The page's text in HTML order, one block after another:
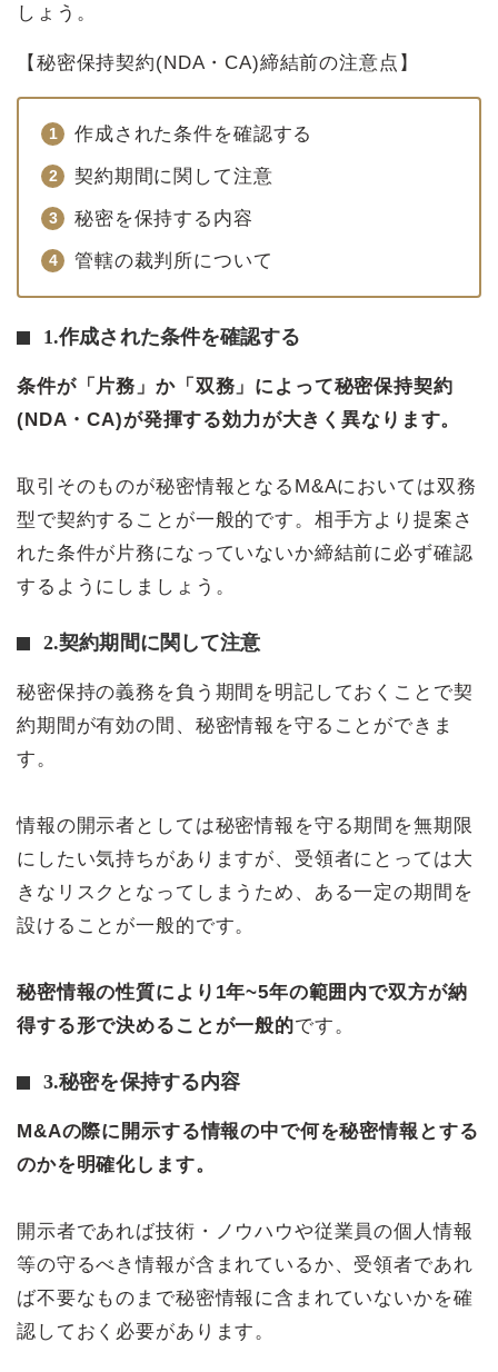
しょう。
【秘密保持契約(NDA・CA)締結前の注意点】
作成された条件を確認する
契約期間に関して注意
秘密を保持する内容
管轄の裁判所について
1.作成された条件を確認する
条件が「片務」か「双務」によって秘密保持契約
(NDA・CA)が発揮する効力が大きく異なります。
取引そのものが秘密情報となるM&Aにおいては双務
型で契約することが一般的です。相手方より提案さ
れた条件が片務になっていないか締結前に必ず確認
するようにしましょう。
2.契約期間に関して注意
秘密保持の義務を負う期間を明記しておくことで契
約期間が有効の間、秘密情報を守ることができま
す。
情報の開示者としては秘密情報を守る期間を無期限
にしたい気持ちがありますが、受領者にとっては大
きなリスクとなってしまうため、ある一定の期間を
設けることが一般的です。
秘密情報の性質により1年~5年の範囲内で双方が納
得する形で決めることが一般的です。
3.秘密を保持する内容
M&Aの際に開示する情報の中で何を秘密情報とする
のかを明確化します。
開示者であれば技術・ノウハウや従業員の個人情報
等の守るべき情報が含まれているか、受領者であれ
ば不要なものまで秘密情報に含まれていないかを確
認しておく必要があります。